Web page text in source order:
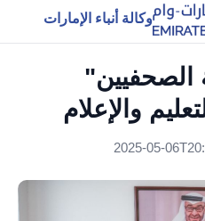
وكالة أنباء الإمارات
الصحفيين"
والإعلام
2025-05-